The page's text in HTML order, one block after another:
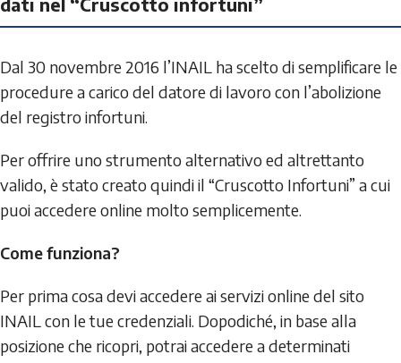
Dal 30 novembre 2016 l’INAIL ha scelto di semplificare le
procedure a carico del datore di lavoro con l’abolizione
del registro infortuni.
Per offrire uno strumento alternativo ed altrettanto
valido, è stato creato quindi il “Cruscotto Infortuni” a cui
puoi accedere online molto semplicemente.
Come funziona?
Per prima cosa devi accedere ai servizi online del sito
INAIL con le tue credenziali. Dopodiché, in base alla
posizione che ricopri, potrai accedere a determinati